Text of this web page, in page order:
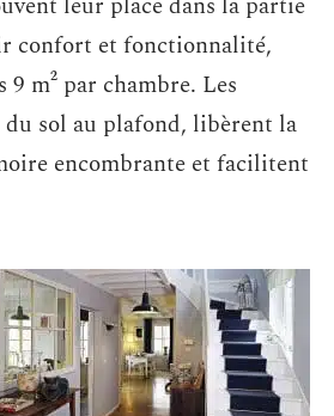
confort et fonctionnalité,
9 m² par chambre. Les
sol au plafond, libèrent la
encombrante et facilitent